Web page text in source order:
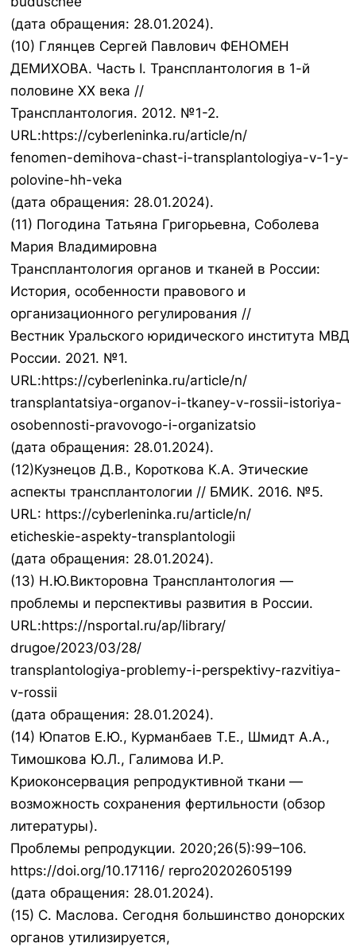
(дата обращения: 28.01.2024).
(10) Глянцев Сергей Павлович ФЕНОМЕН
ДЕМИХОВА. Часть I. Трансплантология в 1-й
половине ХХ века //
Трансплантология. 2012. №1-2.
URL:https://cyberleninka.ru/article/n/
fenomen-demihova-chast-i-transplantologiya-v-1-y-
polovine-hh-veka
(дата обращения: 28.01.2024).
(11) Погодина Татьяна Григорьевна, Соболева
Мария Владимировна
Трансплантология органов и тканей в России:
История, особенности правового и
организационного регулирования //
Вестник Уральского юридического института МВД
России. 2021. №1.
URL:https://cyberleninka.ru/article/n/
transplantatsiya-organov-i-tkaney-v-rossii-istoriya-
osobennosti-pravovogo-i-organizatsio
(дата обращения: 28.01.2024).
(12)Кузнецов Д.В., Короткова К.А. Этические
аспекты трансплантологии // БМИК. 2016. №5.
URL: https://cyberleninka.ru/article/n/
eticheskie-aspekty-transplantologii
(дата обращения: 28.01.2024).
(13) Н.Ю.Викторовна Трансплантология —
проблемы и перспективы развития в России.
URL:https://nsportal.ru/ap/library/
drugoe/2023/03/28/
transplantologiya-problemy-i-perspektivy-razvitiya-
v-rossii
(дата обращения: 28.01.2024).
(14) Юпатов Е.Ю., Курманбаев Т.Е., Шмидт А.А.,
Тимошкова Ю.Л., Галимова И.Р.
Криоконсервация репродуктивной ткани —
возможность сохранения фертильности (обзор
литературы).
Проблемы репродукции. 2020;26(5):99–106.
https://doi.org/10.17116/ repro20202605199
(дата обращения: 28.01.2024).
(15) С. Маслова. Сегодня большинство донорских
органов утилизируется,